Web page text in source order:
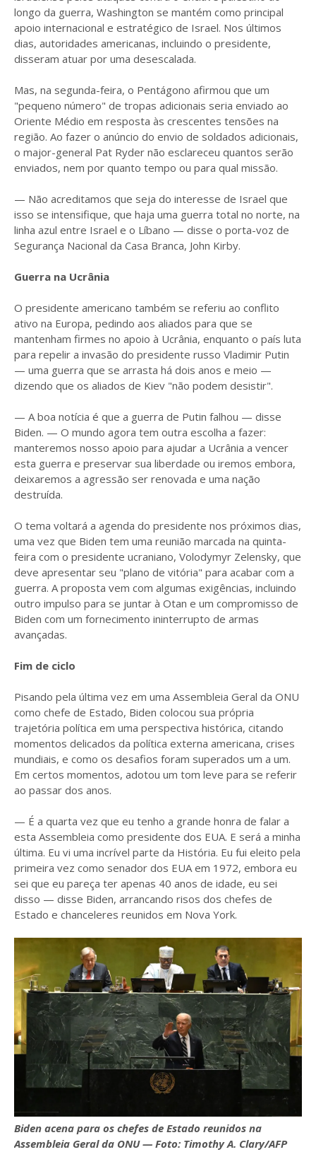
longo da guerra, Washington se mantém como principal
apoio internacional e estratégico de Israel. Nos últimos
dias, autoridades americanas, incluindo o presidente,
disseram atuar por uma desescalada.
Mas, na segunda-feira, o Pentágono afirmou que um
"pequeno número" de tropas adicionais seria enviado ao
Oriente Médio em resposta às crescentes tensões na
região. Ao fazer o anúncio do envio de soldados adicionais,
o major-general Pat Ryder não esclareceu quantos serão
enviados, nem por quanto tempo ou para qual missão.
— Não acreditamos que seja do interesse de Israel que
isso se intensifique, que haja uma guerra total no norte, na
linha azul entre Israel e o Líbano — disse o porta-voz de
Segurança Nacional da Casa Branca, John Kirby.
Guerra na Ucrânia
O presidente americano também se referiu ao conflito
ativo na Europa, pedindo aos aliados para que se
mantenham firmes no apoio à Ucrânia, enquanto o país luta
para repelir a invasão do presidente russo Vladimir Putin
— uma guerra que se arrasta há dois anos e meio —
dizendo que os aliados de Kiev "não podem desistir".
— A boa notícia é que a guerra de Putin falhou — disse
Biden. — O mundo agora tem outra escolha a fazer:
manteremos nosso apoio para ajudar a Ucrânia a vencer
esta guerra e preservar sua liberdade ou iremos embora,
deixaremos a agressão ser renovada e uma nação
destruída.
O tema voltará a agenda do presidente nos próximos dias,
uma vez que Biden tem uma reunião marcada na quinta-
feira com o presidente ucraniano, Volodymyr Zelensky, que
deve apresentar seu "plano de vitória" para acabar com a
guerra. A proposta vem com algumas exigências, incluindo
outro impulso para se juntar à Otan e um compromisso de
Biden com um fornecimento ininterrupto de armas
avançadas.
Fim de ciclo
Pisando pela última vez em uma Assembleia Geral da ONU
como chefe de Estado, Biden colocou sua própria
trajetória política em uma perspectiva histórica, citando
momentos delicados da política externa americana, crises
mundiais, e como os desafios foram superados um a um.
Em certos momentos, adotou um tom leve para se referir
ao passar dos anos.
— É a quarta vez que eu tenho a grande honra de falar a
esta Assembleia como presidente dos EUA. E será a minha
última. Eu vi uma incrível parte da História. Eu fui eleito pela
primeira vez como senador dos EUA em 1972, embora eu
sei que eu pareça ter apenas 40 anos de idade, eu sei
disso — disse Biden, arrancando risos dos chefes de
Estado e chanceleres reunidos em Nova York.
Biden acena para os chefes de Estado reunidos na
Assembleia Geral da ONU — Foto: Timothy A. Clary/AFP